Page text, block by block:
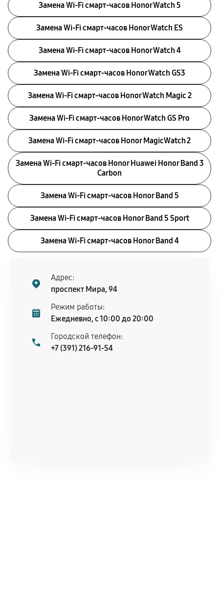
Замена Wi-Fi смарт-часов Honor Watch 5
Замена Wi-Fi смарт-часов Honor Watch ES
Замена Wi-Fi смарт-часов Honor Watch 4
Замена Wi-Fi смарт-часов Honor Watch GS3
Замена Wi-Fi смарт-часов Honor Watch Magic 2
Замена Wi-Fi смарт-часов Honor Watch GS Pro
Замена Wi-Fi смарт-часов Honor MagicWatch 2
Замена Wi-Fi смарт-часов Honor Huawei Honor Band 3
Carbon
Замена Wi-Fi смарт-часов Honor Band 5
Замена Wi-Fi смарт-часов Honor Band 5 Sport
Замена Wi-Fi смарт-часов Honor Band 4
Адрес:
проспект Мира, 94
Режим работы:
Ежедневно, с 10:00 до 20:00
Городской телефон:
+7 (391) 216-91-54